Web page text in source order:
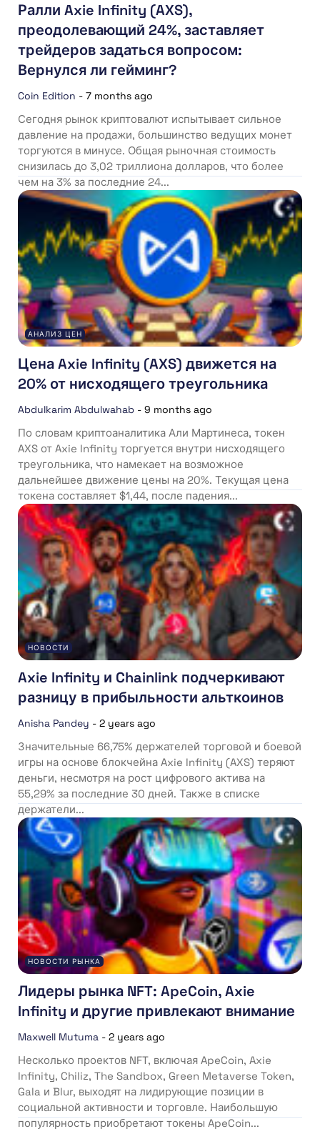
Ралли Axie Infinity (AXS),
преодолевающий 24%, заставляет
трейдеров задаться вопросом:
Вернулся ли гейминг?
Coin Edition - 7 months ago
Сегодня рынок криптовалют испытывает сильное
давление на продажи, большинство ведущих монет
торгуются в минусе. Общая рыночная стоимость
снизилась до 3,02 триллиона долларов, что более
чем на 3% за последние 24...
АНАЛИЗ ЦЕН
Цена Axie Infinity (AXS) движется на
20% от нисходящего треугольника
Abdulkarim Abdulwahab - 9 months ago
По словам криптоаналитика Али Мартинеса, токен
AXS от Axie Infinity торгуется внутри нисходящего
треугольника, что намекает на возможное
дальнейшее движение цены на 20%. Текущая цена
токена составляет $1,44, после падения...
НОВОСТИ
Axie Infinity и Chainlink подчеркивают
разницу в прибыльности альткоинов
Anisha Pandey - 2 years ago
Значительные 66,75% держателей торговой и боевой
игры на основе блокчейна Axie Infinity (AXS) теряют
деньги, несмотря на рост цифрового актива на
55,29% за последние 30 дней. Также в списке
держатели...
НОВОСТИ РЫНКА
Лидеры рынка NFT: ApeCoin, Axie
Infinity и другие привлекают внимание
Maxwell Mutuma - 2 years ago
Несколько проектов NFT, включая ApeCoin, Axie
Infinity, Chiliz, The Sandbox, Green Metaverse Token,
Gala и Blur, выходят на лидирующие позиции в
социальной активности и торговле. Наибольшую
популярность приобретают токены ApeCoin...